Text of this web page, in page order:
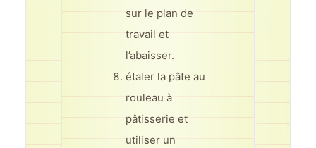
sur le plan de
travail et
l’abaisser.
étaler la pâte au
rouleau à
pâtisserie et
utiliser un